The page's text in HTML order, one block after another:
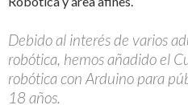
Debido al interés de varios
robótica, hemos añadido el
robótica con Arduino para
18 años.